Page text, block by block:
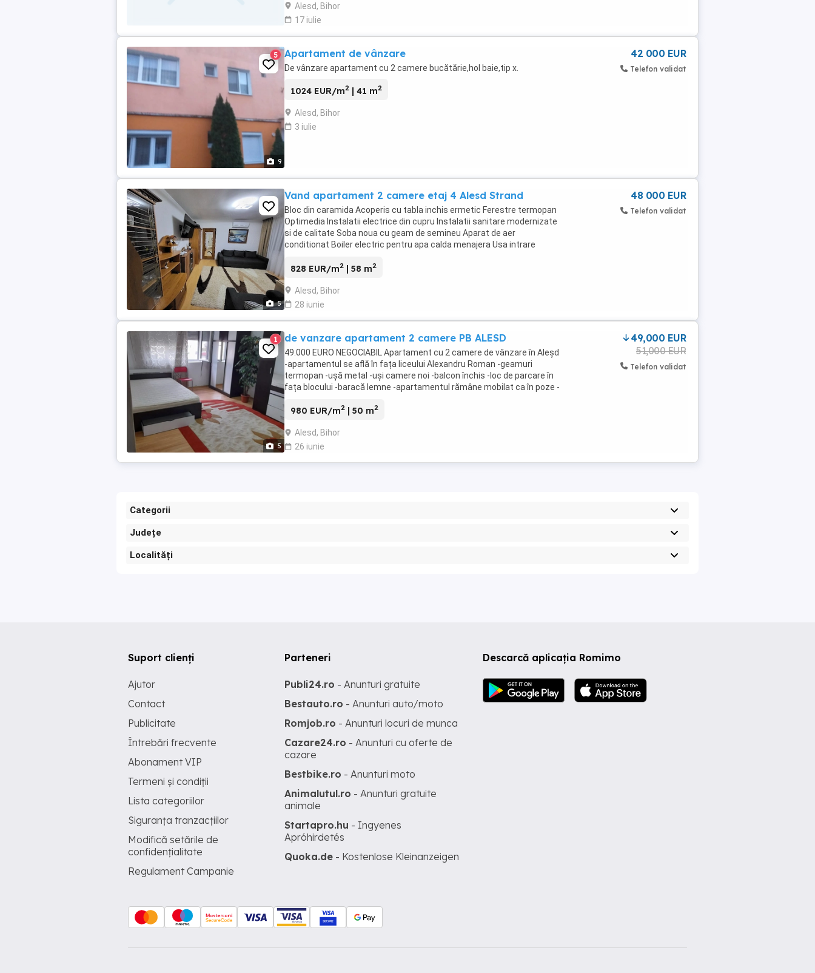
Alesd, Bihor
17 iulie
9
5 Apartament de vânzare
De vânzare apartament cu 2 camere bucătărie,hol baie,tip x.
1024 EUR/m2 | 41 m2
Alesd, Bihor
3 iulie
42 000 EUR
Telefon validat
5
Vand apartament 2 camere etaj 4 Alesd Strand
Bloc din caramida Acoperis cu tabla inchis ermetic Ferestre termopan
Optimedia Instalatii electrice din cupru Instalatii sanitare modernizate
si de calitate Soba noua cu geam de semineu Aparat de aer
conditionat Boiler electric pentru apa calda menajera Usa intrare
828 EUR/m2 | 58 m2
Alesd, Bihor
28 iunie
48 000 EUR
Telefon validat
5
1 de vanzare apartament 2 camere PB ALESD
49.000 EURO NEGOCIABIL Apartament cu 2 camere de vânzare în Aleșd
-apartamentul se află în fața liceului Alexandru Roman -geamuri
termopan -ușă metal -uși camere noi -balcon închis -loc de parcare în
fața blocului -baracă lemne -apartamentul rămâne mobilat ca în poze -
980 EUR/m2 | 50 m2
Alesd, Bihor
26 iunie
49,000 EUR
51,000 EUR
Telefon validat
Categorii
Județe
Localități
Descarcă aplicația Romimo
Suport clienți
Ajutor
Contact
Publicitate
Întrebări frecvente
Abonament VIP
Termeni și condiții
Lista categoriilor
Siguranța tranzacțiilor
Modifică setările de
confidențialitate
Regulament Campanie
Parteneri
Publi24.ro - Anunturi gratuite
Bestauto.ro - Anunturi auto/moto
Romjob.ro - Anunturi locuri de munca
Cazare24.ro - Anunturi cu oferte de
cazare
Bestbike.ro - Anunturi moto
Animalutul.ro - Anunturi gratuite
animale
Startapro.hu - Ingyenes
Apróhirdetés
Quoka.de - Kostenlose Kleinanzeigen